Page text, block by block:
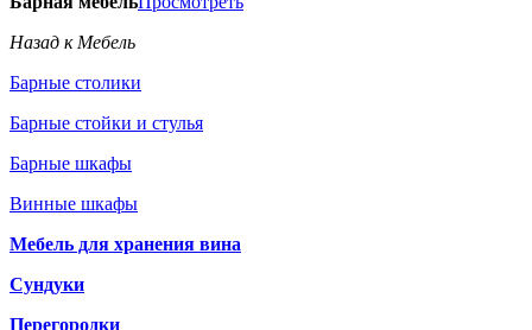
Назад к Мебель
Барные столики
Барные стойки и стулья
Барные шкафы
Винные шкафы
Мебель для хранения вина
Сундуки
Перегородки